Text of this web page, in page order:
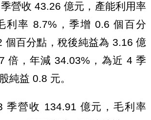
營收 43.26 億元，產能利用率
利率 8.7%，季增 0.6 個百分
個百分點，稅後純益為 3.16 億
倍，年減 34.03%，為近 4 季
純益 0.8 元。
季營收 134.91 億元，毛利率